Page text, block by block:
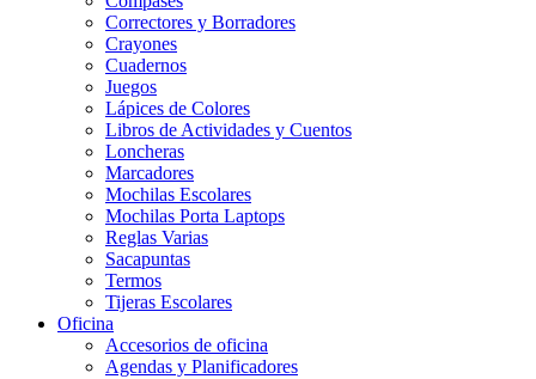
Correctores y Borradores
Crayones
Cuadernos
Juegos
Lápices de Colores
Libros de Actividades y Cuentos
Loncheras
Marcadores
Mochilas Escolares
Mochilas Porta Laptops
Reglas Varias
Sacapuntas
Termos
Tijeras Escolares
Oficina
Accesorios de oficina
Agendas y Planificadores